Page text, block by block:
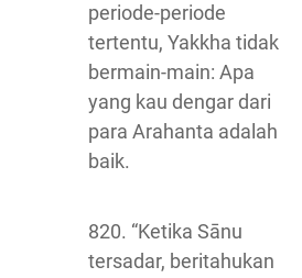
periode-periode
tertentu, Yakkha tidak
bermain-main: Apa
yang kau dengar dari
para Arahanta adalah
baik.
820. “Ketika Sānu
tersadar, beritahukan